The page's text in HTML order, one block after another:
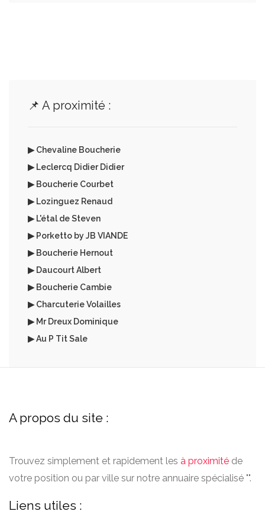
📌 A proximité :
▶ Chevaline Boucherie
▶ Leclercq Didier Didier
▶ Boucherie Courbet
▶ Lozinguez Renaud
▶ L'étal de Steven
▶ Porketto by JB VIANDE
▶ Boucherie Hernout
▶ Daucourt Albert
▶ Boucherie Cambie
▶ Charcuterie Volailles
▶ Mr Dreux Dominique
▶ Au P Tit Sale
A propos du site :
Trouvez simplement et rapidement les à proximité de
votre position ou par ville sur notre annuaire spécialisé "".
Liens utiles :